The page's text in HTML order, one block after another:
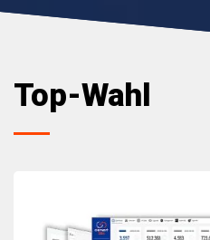
Top-Wahl